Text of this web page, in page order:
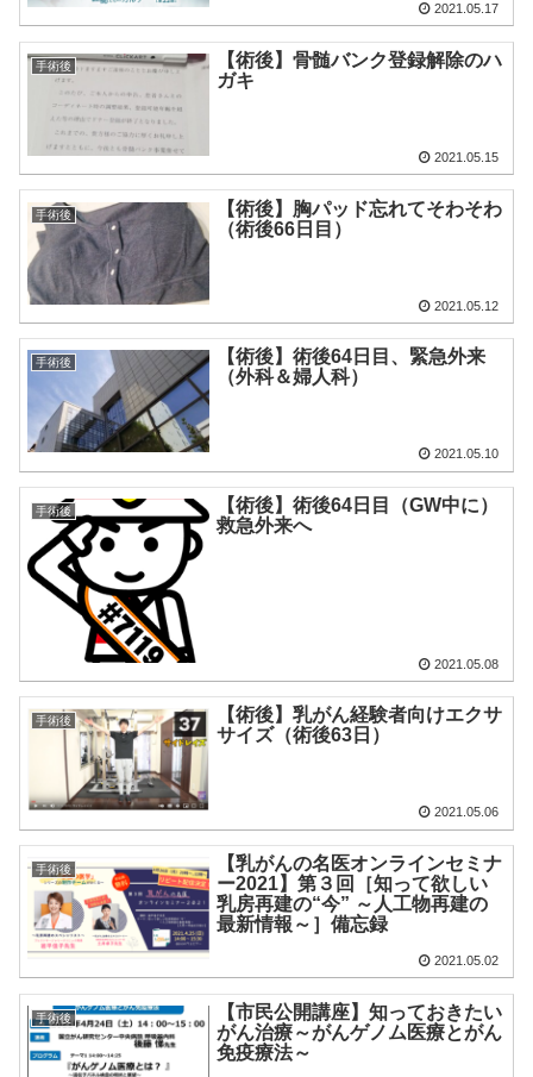
2021.05.17
手術後
【術後】骨髄バンク登録解除のハ
ガキ
2021.05.15
手術後
【術後】胸パッド忘れてそわそわ
（術後66日目）
2021.05.12
手術後
【術後】術後64日目、緊急外来
（外科＆婦人科）
2021.05.10
手術後
【術後】術後64日目（GW中に）
救急外来へ
2021.05.08
手術後
【術後】乳がん経験者向けエクサ
サイズ（術後63日）
2021.05.06
手術後
【乳がんの名医オンラインセミナ
ー2021】第３回［知って欲しい
乳房再建の“今” ～人工物再建の
最新情報～］備忘録
2021.05.02
手術後
【市民公開講座】知っておきたい
がん治療～がんゲノム医療とがん
免疫療法～